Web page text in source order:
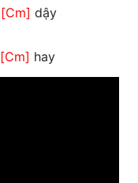
[Cm] dậy
[Cm] hay